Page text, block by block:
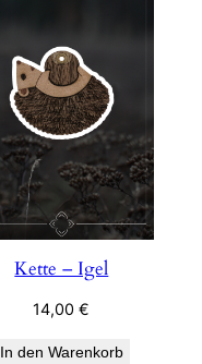
Kette – Igel
14,00€
In den Warenkorb